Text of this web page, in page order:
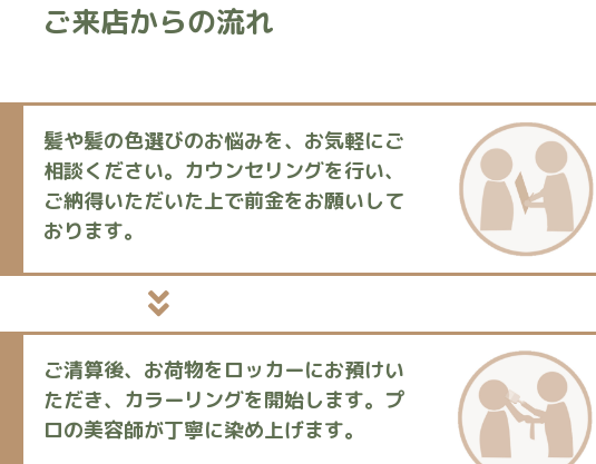
ご来店からの流れ
髪や髪の色選びのお悩みを、お気軽にご
相談ください。カウンセリングを行い、
ご納得いただいた上で前金をお願いして
おります。
ご清算後、お荷物をロッカーにお預けい
ただき、カラーリングを開始します。プ
ロの美容師が丁寧に染め上げます。